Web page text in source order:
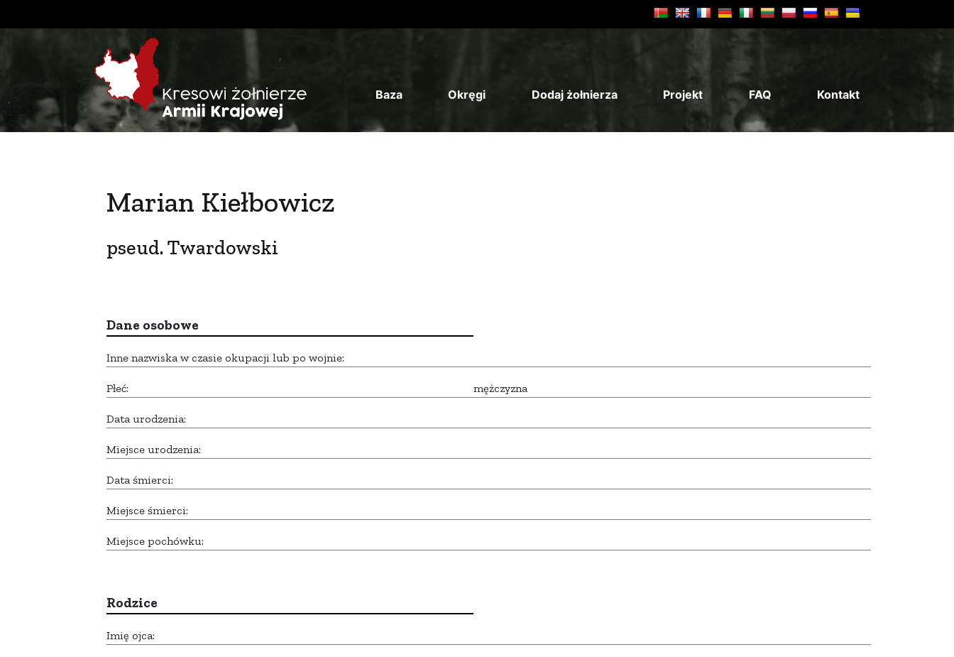
Baza Okręgi Dodaj żołnierza Projekt FAQ Kontakt
Marian Kiełbowicz
pseud. Twardowski
Dane osobowe
Inne nazwiska w czasie okupacji lub po wojnie:
Płeć: mężczyzna
Data urodzenia:
Miejsce urodzenia:
Data śmierci:
Miejsce śmierci:
Miejsce pochówku:
Rodzice
Imię ojca: